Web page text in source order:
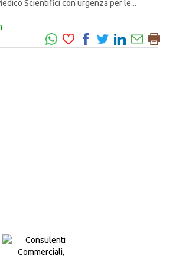
Scientifici con urgenza per le...